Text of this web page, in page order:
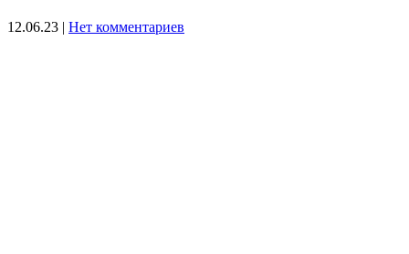
12.06.23 | Нет комментариев